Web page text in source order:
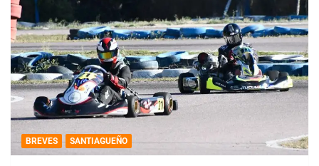
BREVES SANTIAGUEÑO